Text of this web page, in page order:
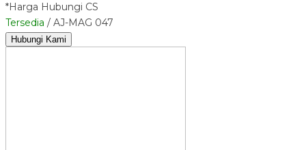
*Harga Hubungi CS
Tersedia / AJ-MAG 047
Hubungi Kami